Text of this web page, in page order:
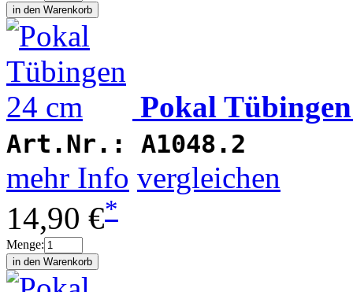
Pokal
Art.Nr.: A1048.2
mehr Info vergleichen
14,90 €*
Menge: